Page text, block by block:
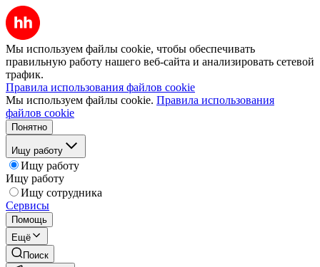
Мы используем файлы cookie, чтобы обеспечивать
правильную работу нашего веб-сайта и анализировать сетевой
трафик.
Правила использования файлов cookie
Мы используем файлы cookie. Правила использования
файлов cookie
Понятно
Ищу работу
Ищу работу
Ищу работу
Ищу сотрудника
Сервисы
Помощь
Ещё
Поиск